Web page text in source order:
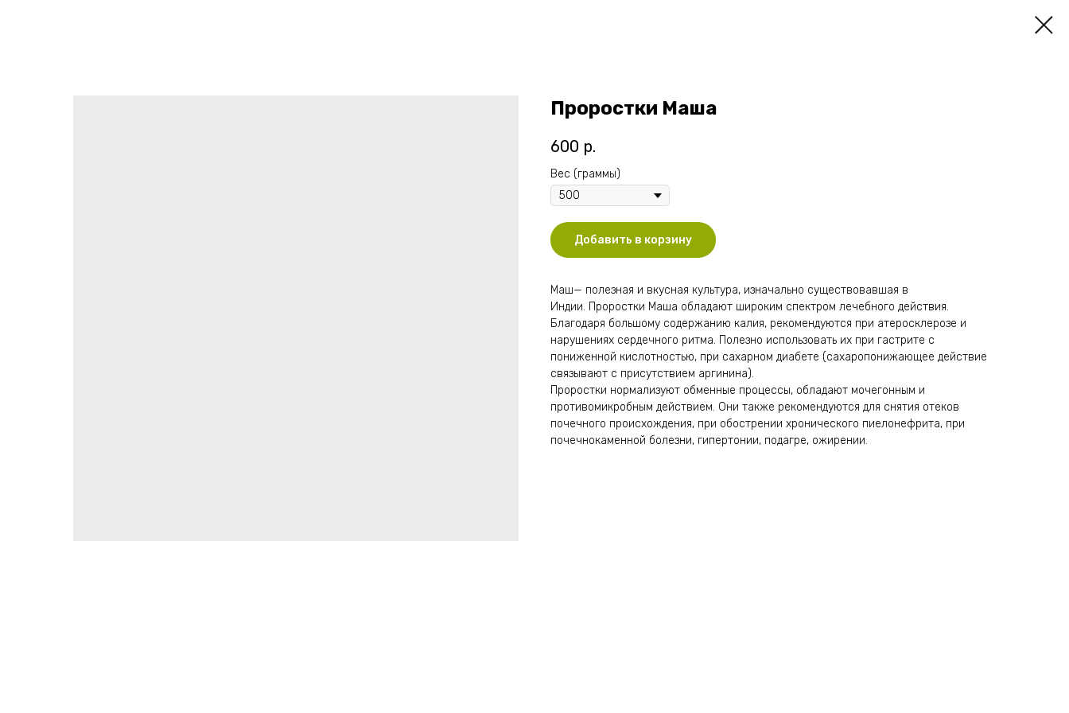
Проростки Маша
600 р.
Вес (граммы)
Добавить в корзину
Маш— полезная и вкусная культура, изначально существовавшая в
Индии. Проростки Маша обладают широким спектром лечебного действия.
Благодаря большому содержанию калия, рекомендуются при атеросклерозе и
нарушениях сердечного ритма. Полезно использовать их при гастрите с
пониженной кислотностью, при сахарном диабете (сахаропонижающее действие
связывают с присутствием аргинина).
Проростки нормализуют обменные процессы, обладают мочегонным и
противомикробным действием. Они также рекомендуются для снятия отеков
почечного происхождения, при обострении хронического пиелонефрита, при
почечнокаменной болезни, гипертонии, подагре, ожирении.